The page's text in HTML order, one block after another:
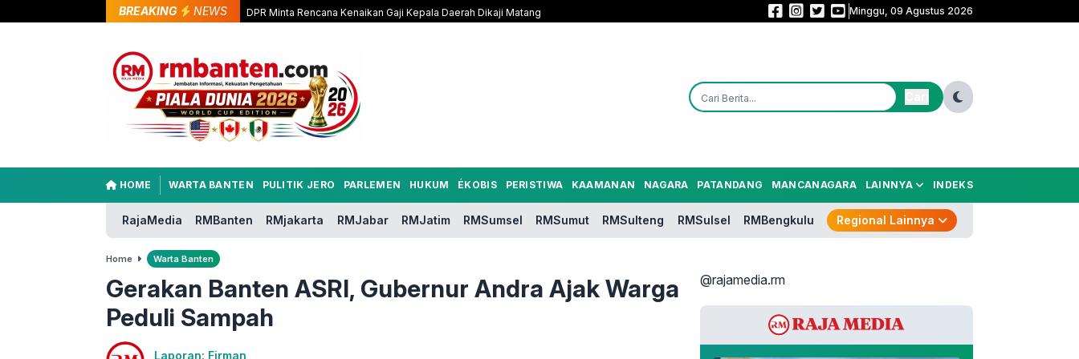
BREAKING NEWS DPR Minta Rencana Kenaikan Gaji Kepala Daerah Dikaji Matang Andra Soni Ajak Matahari Pagi Indonesia Jadi Jembatan Aspirasi Warga
Minggu, 09 Agustus 2026
HOME WARTA BANTEN PULITIK JERO PARLEMEN HUKUM ÉKOBIS PERISTIWA KAAMANAN NAGARA PATANDANG MANCANAGARA LAINNYA INDEKS
RajaMedia RMBanten RMjakarta RMJabar RMJatim RMSumsel RMSumut RMSulteng RMSulsel RMBengkulu Regional Lainnya
Home Warta Banten
Gerakan Banten ASRI, Gubernur Andra Ajak Warga
Peduli Sampah
Laporan: Firman
@rajamedia.rm